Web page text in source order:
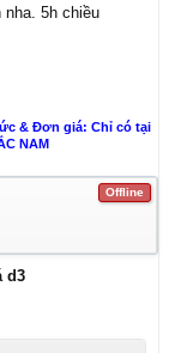
5h chiều
& Đơn giá: Chỉ có tại
NAM
Offline
d3